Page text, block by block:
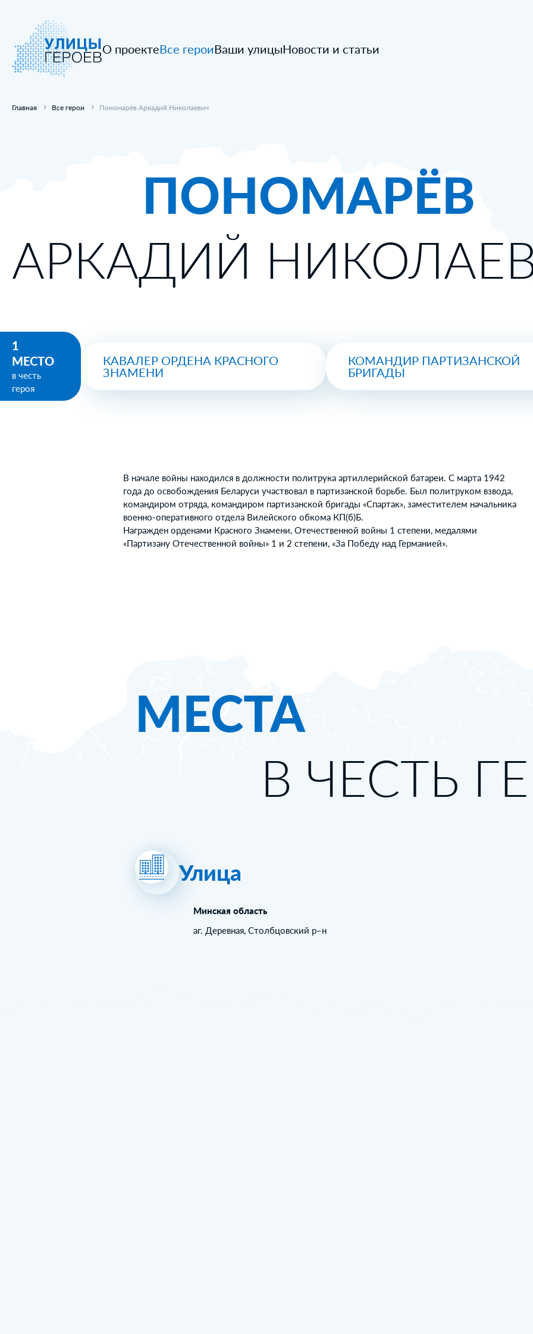
О проектеВсе героиВаши улицыНовости и статьи
Главная Все герои Пономарёв Аркадий Николаевич
ПОНОМАРЁВ
АРКАДИЙ
1
МЕСТО
в честь
героя
КАВАЛЕР ОРДЕНА КРАСНОГО
ЗНАМЕНИ
КОМАНДИР ПАРТИЗАНСКОЙ
БРИГАДЫ
В начале войны находился в должности политрука артиллерийской батареи. С марта 1942
года до освобождения Беларуси участвовал в партизанской борьбе. Был политруком взвода,
командиром отряда, командиром партизанской бригады «Спартак», заместителем начальника
военно-оперативного отдела Вилейского обкома КП(б)Б.
Награжден орденами Красного Знамени, Отечественной войны 1 степени, медалями
«Партизану Отечественной войны» 1 и 2 степени, «За Победу над Германией».
МЕСТА
В ЧЕСТЬ
Улица
Минская область
аг. Деревная, Столбцовский р–н